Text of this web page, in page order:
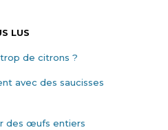
LUS
de citrons ?
avec des saucisses
des œufs entiers